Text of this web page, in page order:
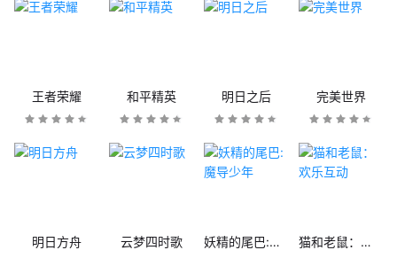
王者荣耀 和平精英 明日之后 完美世界
明日方舟 云梦四时歌 妖精的尾巴:魔导少年 猫和老鼠：欢乐互动